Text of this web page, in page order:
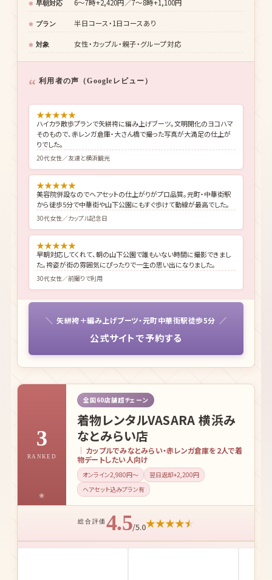
早朝対応 6〜7時+2,420円／7〜8時+1,100円
プラン 半日コース・1日コースあり
対象 女性・カップル・親子・グループ対応
利用者の声（Googleレビュー）
★★★★★
ハイカラ散歩プランで矢絣袴に編み上げブーツ。文明開化のヨコハマ
そのもので、赤レンガ倉庫・大さん橋で撮った写真が大満足の仕上が
りでした。
20代女性／友達と横浜観光
★★★★★
美容院併設なのでヘアセットの仕上がりがプロ品質。元町・中華街駅
から徒歩5分で中華街や山下公園にもすぐ歩けて動線が最高でした。
30代女性／カップル記念日
★★★★★
早朝対応してくれて、朝の山下公園で誰もいない時間に撮影できまし
た。袴姿が街の雰囲気にぴったりで一生の思い出になりました。
30代女性／前撮りで利用
矢絣袴＋編み上げブーツ・元町中華街駅徒歩5分
公式サイトで予約する
3
RANKED
全国60店舗超チェーン
着物レンタルVASARA 横浜み
なとみらい店
カップルでみなとみらい・赤レンガ倉庫を2人で着
物デートしたい人向け
オンライン2,980円〜
翌日返却+2,200円
ヘアセット込みプラン有
総合評価 4.5/5.0★★★★★